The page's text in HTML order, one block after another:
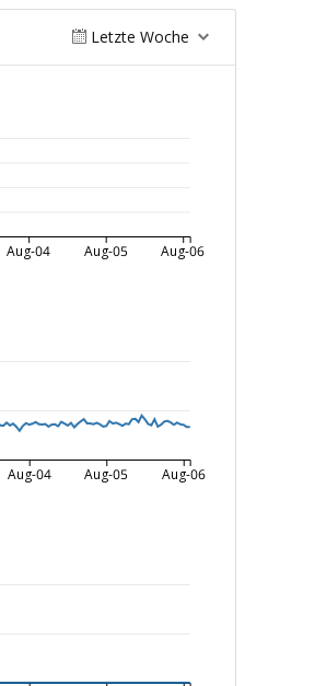
Letzte Woche
Aug-04 Aug-05 Aug-06
Aug-04 Aug-05 Aug-06